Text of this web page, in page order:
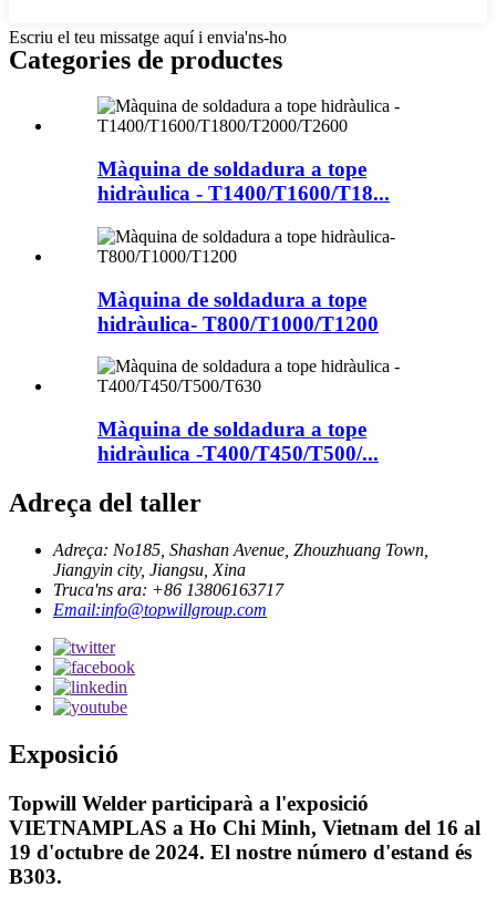
Escriu el teu missatge aquí i envia'ns-ho
Categories de productes
Màquina de soldadura a tope
hidràulica - T1400/T1600/T18...
Màquina de soldadura a tope
hidràulica- T800/T1000/T1200
Màquina de soldadura a tope
hidràulica -T400/T450/T500/...
Adreça del taller
Adreça: No185, Shashan Avenue, Zhouzhuang Town,
Jiangyin city, Jiangsu, Xina
Truca'ns ara: +86 13806163717
Email:info@topwillgroup.com
Exposició
Topwill Welder participarà a l'exposició
VIETNAMPLAS a Ho Chi Minh, Vietnam del 16 al
19 d'octubre de 2024. El nostre número d'estand és
B303.